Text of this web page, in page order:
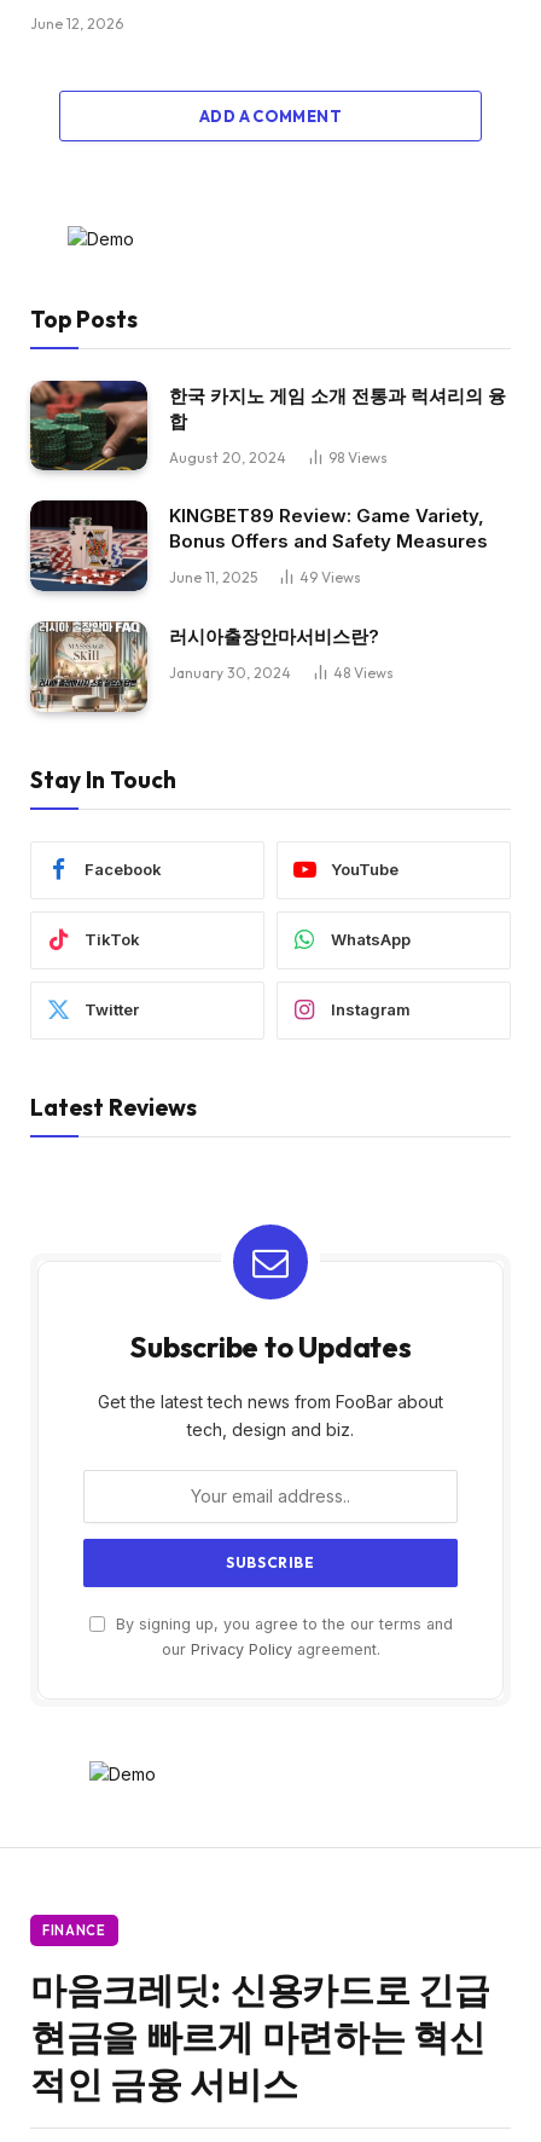
June 12, 2026
ADD A COMMENT
Top Posts
한국 카지노 게임 소개 전통과 럭셔리의 융
합
August 20, 2024 98 Views
KINGBET89 Review: Game Variety,
Bonus Offers and Safety Measures
June 11, 2025 49 Views
러시아출장안마서비스란?
January 30, 2024 48 Views
Stay In Touch
Facebook YouTube
TikTok WhatsApp
Twitter Instagram
Latest Reviews
Subscribe to Updates
Get the latest tech news from FooBar about
tech, design and biz.
By signing up, you agree to the our terms and
our Privacy Policyagreement.
FINANCE
마음크레딧: 신용카드로 긴급
현금을 빠르게 마련하는 혁신
적인 금융 서비스